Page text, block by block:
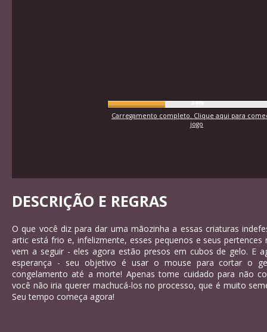
36%
Carregamento completo. Clique aqui para
jogo
DESCRIÇÃO E REGRAS
O que você diz para dar uma mãozinha a essas criaturas
artic está frio e, infelizmente, esses pequenos e seus
vem a seguir - eles agora estão presos em cubos de gelo. E
esperança - seu objetivo é usar o mouse para cortar o
congelamento até a morte! Apenas tome cuidado para não
você não iria querer machucá-los no processo, que é muito
Seu tempo começa agora!